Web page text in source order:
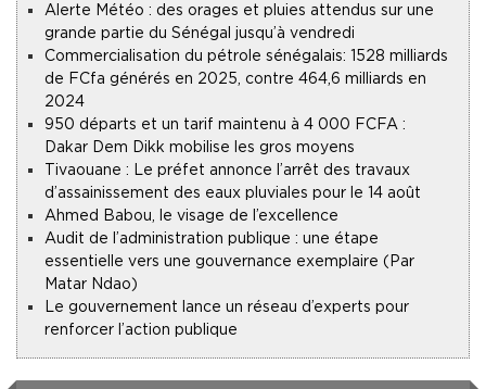
Alerte Météo : des orages et pluies attendus sur une
grande partie du Sénégal jusqu’à vendredi
Commercialisation du pétrole sénégalais : 1528 milliards
de FCfa générés en 2025, contre 464,6 milliards en
2024
950 départs et un tarif maintenu à 4 000 FCFA :
Dakar Dem Dikk mobilise les gros moyens
Tivaouane : Le préfet annonce l’arrêt des travaux
d’assainissement des eaux pluviales pour le 14 août
Ahmed Babou, le visage de l’excellence
Audit de l’administration publique : une étape
essentielle vers une gouvernance exemplaire (Par
Matar Ndao)
Le gouvernement lance un réseau d’experts pour
renforcer l’action publique